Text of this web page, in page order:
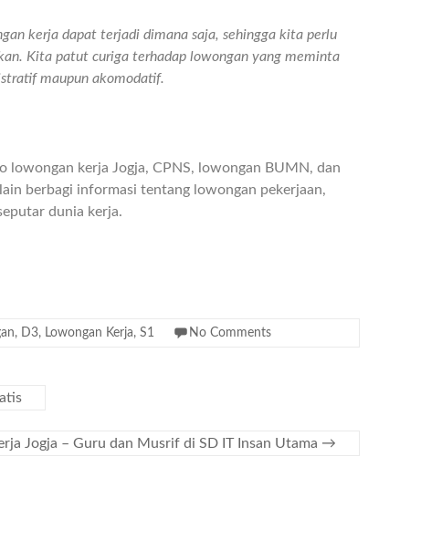
kerja dapat terjadi dimana saja, sehingga kita perlu
Kita patut curiga terhadap lowongan yang meminta
maupun akomodatif.
lowongan kerja Jogja, CPNS, lowongan BUMN, dan
berbagi informasi tentang lowongan pekerjaan,
dunia kerja.
, D3, Lowongan Kerja, S1 No Comments
Jogja – Guru dan Musrif di SD IT Insan Utama →